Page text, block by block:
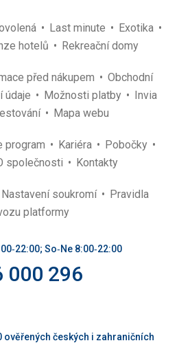
Last minute
Exotika
hotelů Rekreační domy
před nákupem
Obchodní
údaje Možnosti platby
Invia
Mapa webu
program Kariéra
Pobočky
společnosti Kontakty
Nastavení soukromí
Pravidla
platformy
So‑Ne 8:00‑22:00
000 296
ověřených českých i zahraničních